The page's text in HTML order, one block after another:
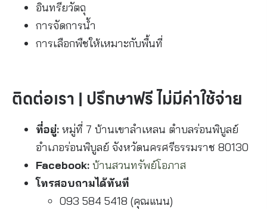
อินทรียวัตถุ
การจัดการน้ำ
การเลือกพืชให้เหมาะกับพื้นที่
ติดต่อเรา | ปรึกษาฟรี ไม่มีค่าใช้จ่าย
ที่อยู่: หมู่ที่ 7 บ้านเขาลำเหลน ตำบลร่อนพิบูลย์
อำเภอร่อนพิบูลย์ จังหวัดนครศรีธรรมราช 80130
Facebook: บ้านสวนทรัพย์โอภาส
โทรสอบถามได้ทันที
093 584 5418 (คุณแนน)